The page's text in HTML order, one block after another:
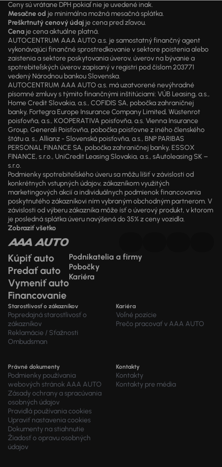
Ceny sú vrátane DPH pokiaľ nie je uvedené inak.
Mesačne od je minimálna možná mesačná splátka.
Preškrtnutý cenový údaj je cena pred zľavou.
Cena je cena aktuálne platná.
AUTOCENTRUM AAA AUTO a.s. je samostatný finančný agent
vykonávajúci finančné sprostredkovanie v sektore poistenia alebo
zaistenia a sektore poskytovania úverov, úverov na bývanie a
spotrebiteľských úverov zapísaný v registri pod číslom 203771
vedený Národnou bankou Slovenska.
AUTOCENTRUM AAA AUTO a.s. má uzatvorené nevýhradné
písomné zmluvy s týmito finančnými inštitúciami: VÚB Leasing, a.s.,
Home Credit Slovakia, a.s., COFIDIS SA, pobočka zahraničnej
banky, Fortegra Europe Insurance Company Limited, Wüstenrot
poisťovňa, a.s., KOOPERATIVA poisťovňa, a.s. Vienna Insurance
Group, Generali Poisťovňa, pobočka poisťovne z iného členského
štátu a. s., Allianz - Slovenská poisťovňa, a.s., BNP PARIBAS
PERSONAL FINANCE SA, pobočka zahraničnej banky, ESSOX
FINANCE, s.r.o., UniCredit Leasing Slovakia, a.s., sAutoleasing SK –
s.r.o.
Podmienky spotrebiteľského úveru sa môžu líšiť v závislosti od
konkrétnych vstupných údajov, zákazníkom využitých
marketingových akcií a individuálnych podmienok financovania
poskytnutého zákazníkovi ním vybraným obchodným partnerom. V
závislosti od výberu zákazníka môže ísť o úverový produkt, v ktorom
je posledná splátka úveru navýšená do 35% z ceny vozidla.
Zobraziť všetko
Kúpiť auto
Predať auto
Vymeniť auto
Financovanie
Podnikatelia a firmy
Pobočky
Kariéra
Starostlivosť o zákazníkov
Popredajná starostlivosť o
zákazníkov
Reklamácie / Sťažnosti
Ombudsman
Kariéra
Voľné pozície
Prečo pracovať v AAA AUTO
Právné dokumenty
Podmienky používania
webových stránok AAA AUTO
Zásady ochrany a spracúvania
osobných údajov
Pravidlá používania cookies
Upraviť nastavenia cookies
Dokumenty na stiahnutie
Žiadosť o opravu osobných
údajov
Kontakty
Kontakty
Kontakty pre média